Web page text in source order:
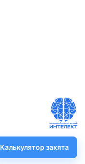
Калькулятор закята